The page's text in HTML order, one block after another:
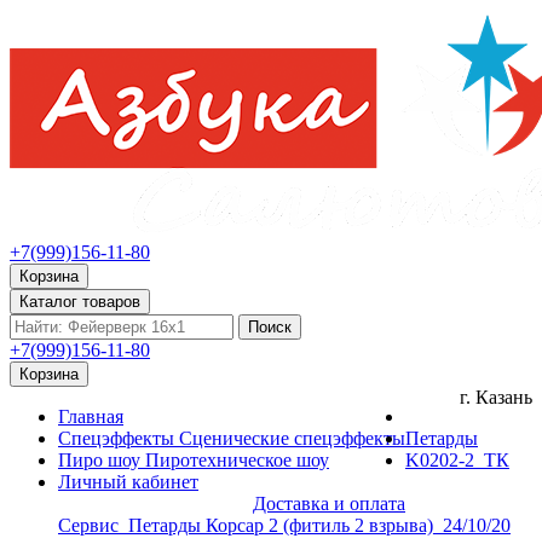
+7(999)156-11-80
Корзина
Каталог товаров
Поиск
+7(999)156-11-80
Корзина
Главная
Спецэффекты Сценические спецэффекты
Пиро шоу Пиротехническое шоу
Личный кабинет
Доставка и оплата
г. Казань
Петарды
K0202-2_ТК
Сервис_Петарды Корсар 2 (фитиль 2 взрыва)_24/10/20